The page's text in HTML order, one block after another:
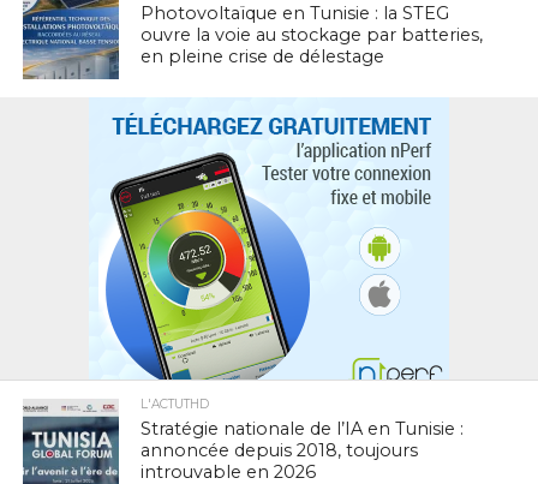
Photovoltaïque en Tunisie : la STEG
ouvre la voie au stockage par batteries,
en pleine crise de délestage
L'ACTUTHD
Stratégie nationale de l’IA en Tunisie :
annoncée depuis 2018, toujours
introuvable en 2026